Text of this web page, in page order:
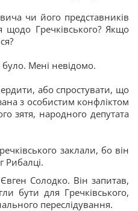
чи його представників
щодо Гречківського? Якщо
Мені невідомо.
або спростувати, що
з особистим конфліктом
зятя, народного депутата
заклали, бо він
Рибалці.
Солодко. Він запитав,
бути для Гречківського,
переслідування.